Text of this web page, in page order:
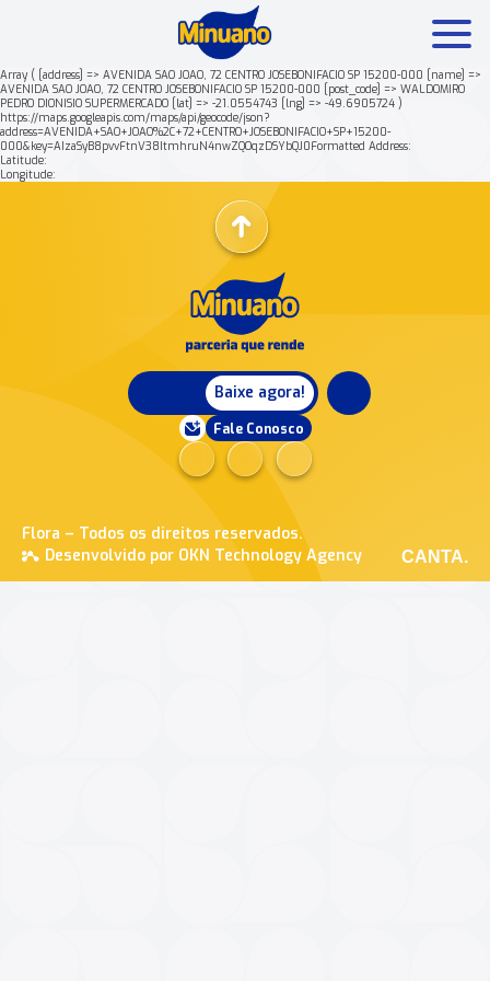
Array ( [address] => AVENIDA SAO JOAO, 72 CENTRO JOSEBONIFACIO SP 15200-000 [name] =>
AVENIDA SAO JOAO, 72 CENTRO JOSEBONIFACIO SP 15200-000 [post_code] => WALDOMIRO
PEDRO DIONISIO SUPERMERCADO [lat] => -21.0554743 [lng] => -49.6905724 )
https://maps.googleapis.com/maps/api/geocode/json?
address=AVENIDA+SAO+JOAO%2C+72+CENTRO+JOSEBONIFACIO+SP+15200-
000&key=AIzaSyB8pvvFtnV38ItmhruN4nwZQOqzDSYbQJ0Formatted Address:
Latitude:
Longitude:
Baixe agora!
Fale Conosco
Flora – Todos os direitos reservados.
Desenvolvido por OKN Technology Agency
CANTA.
Mais buscados: Produtos Minuano Rende +
Nossa história